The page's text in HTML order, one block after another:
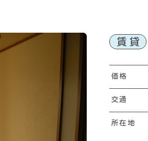
賃貸
価格
交通
所在地